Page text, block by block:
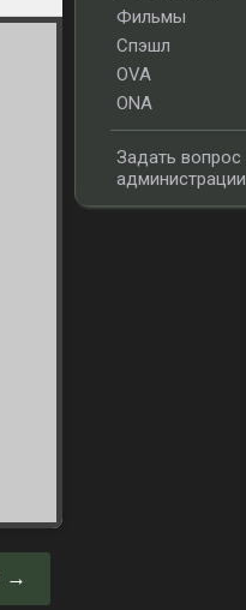
Фильмы
Спэшл
OVA
ONA
Задать вопрос
администрации